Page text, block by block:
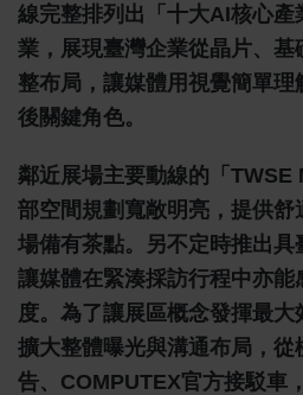
線完整排列出「十大AI核心產
業，展現臺灣企業從晶片、
整布局，讓媒體用視覺簡單
後關鍵角色。
鄰近展場主要動線的「
部空間規劃寬敞明亮，提供
場備有茶點。另不定時推出具
讓媒體在緊湊採訪行程中亦能
度。為了讓展區概念發揮最大
擴大整體曝光與溝通布局，
告、COMPUTEX官方接駁車